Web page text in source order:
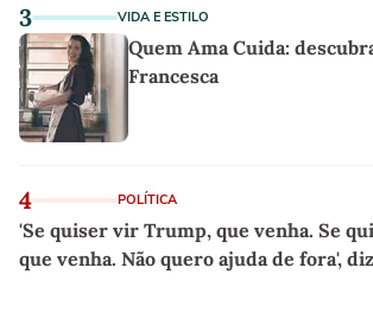
3 VIDA E ESTILO
Quem Ama Cuida:
Francesca
4 POLÍTICA
'Se quiser vir Trump, que venha. Se
que venha. Não quero ajuda de fora',